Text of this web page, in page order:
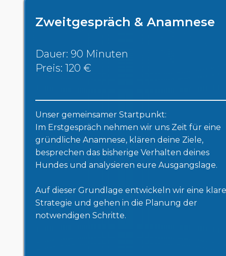
Zweitgespräch & Anamnese
Dauer: 90 Minuten
Preis: 120 €
Unser gemeinsamer Startpunkt:
Im Erstgespräch nehmen wir uns Zeit für eine
gründliche Anamnese, klären deine Ziele,
besprechen das bisherige Verhalten deines
Hundes und analysieren eure Ausgangslage.
Auf dieser Grundlage entwickeln wir eine klare
Strategie und gehen in die Planung der
notwendigen Schritte.